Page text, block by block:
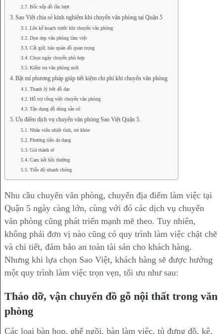
Bốc xếp đồ lần lượt
Sao Việt chia sẻ kinh nghiệm khi chuyển văn phòng tại Quận 5
Lên kế hoạch trước khi chuyển văn phòng
Dọn dẹp văn phòng làm việc
Cất giữ, bảo quản đồ quan trọng
Chọn ngày chuyển phù hợp
Kiểm tra văn phòng mới
Bật mí phương pháp giúp tiết kiệm chi phí khi chuyển văn phòng
Thanh lý bớt đồ đạc
Hỗ trợ công việc chuyển văn phòng
Tận dụng đồ dùng sẵn có
Ưu điểm dịch vụ chuyển văn phòng Sao Việt Quận 5.
Nhân viên nhiệt tình, trẻ khỏe
Phương tiện đa dạng
Giá thành rẻ
Cam kết bồi thường
Tiến độ nhanh chóng
Nhu cầu chuyển văn phòng, chuyển địa điểm làm việc tại
Quận 5 ngày càng lớn, cùng với đó các dịch vụ chuyển
văn phòng cũng phát triển mạnh mẽ theo. Tuy nhiên,
không phải đơn vị nào cũng có quy trình làm việc chặt chẽ
và chi tiết, đảm bảo an toàn tài sản cho khách hàng.
Nhưng khi lựa chọn Sao Việt, khách hàng sẽ được hưởng
một quy trình làm việc trọn vẹn, tối ưu như sau:
Tháo dỡ, vận chuyển đồ gỗ nội thất trong văn
phòng
Các loại bàn họp, ghế ngồi, bàn làm việc, tủ đựng đồ, kệ,